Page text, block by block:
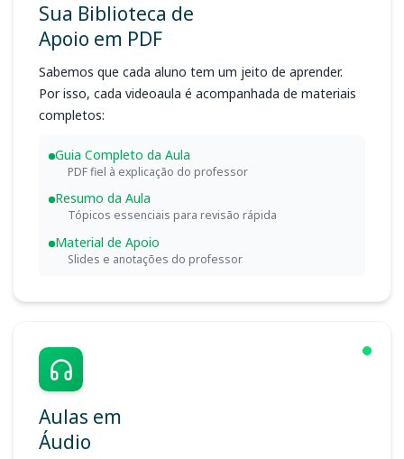
Sua Biblioteca de
Apoio em PDF
Sabemos que cada aluno tem um jeito de aprender.
Por isso, cada videoaula é acompanhada de materiais
completos:
Guia Completo da Aula
PDF fiel à explicação do professor
Resumo da Aula
Tópicos essenciais para revisão rápida
Material de Apoio
Slides e anotações do professor
Aulas em
Áudio